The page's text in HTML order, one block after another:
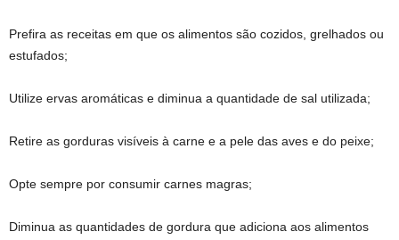
Prefira as receitas em que os alimentos são cozidos, grelhados ou
estufados;
Utilize ervas aromáticas e diminua a quantidade de sal utilizada;
Retire as gorduras visíveis à carne e a pele das aves e do peixe;
Opte sempre por consumir carnes magras;
Diminua as quantidades de gordura que adiciona aos alimentos